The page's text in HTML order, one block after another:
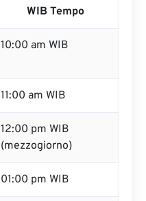
WIB Tempo
10:00 am WIB
11:00 am WIB
12:00 pm WIB
(mezzogiorno)
01:00 pm WIB